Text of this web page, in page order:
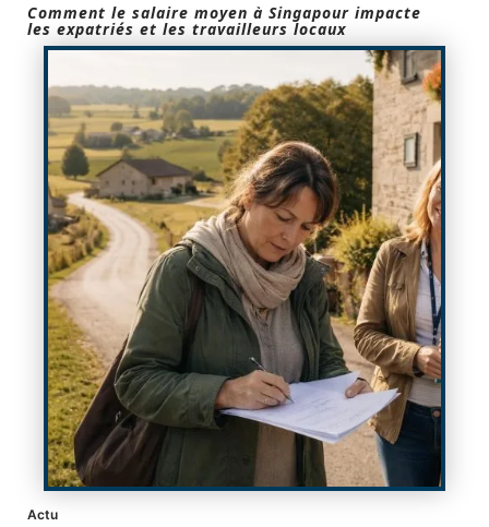
Comment le salaire moyen à Singapour impacte
les expatriés et les travailleurs locaux
Actu